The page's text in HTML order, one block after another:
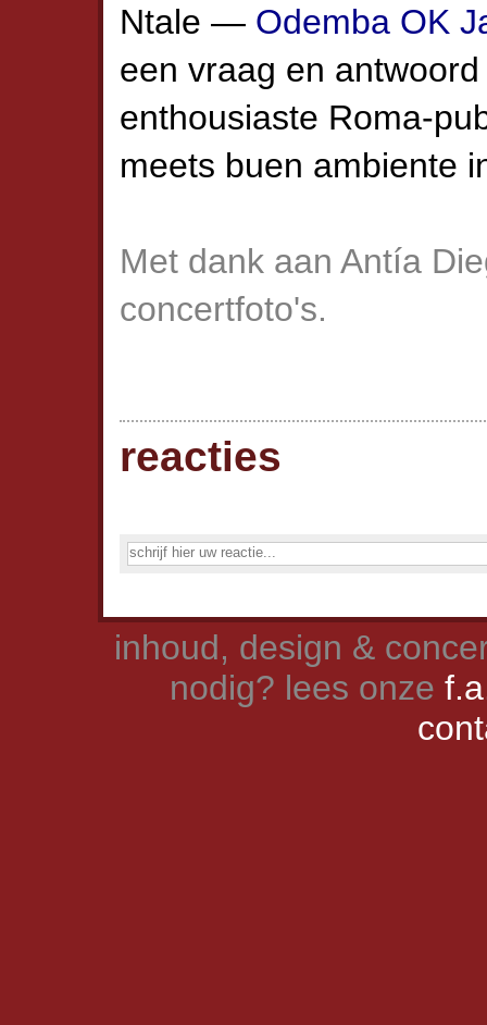
Ntale — Odemba OK
een vraag en
enthousiaste Roma-
meets buen ambiente
Met dank aan Antía
concertfoto's.
reacties
inhoud, design &
nodig? lees onze